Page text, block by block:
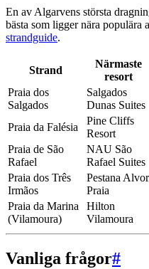
En av Algarvens största
bästa som ligger nära populära
strandguide.
Strand
Närmaste
resort
Praia dos
Salgados
Salgados
Dunas Suites
Praia da Falésia
Pine Cliffs
Resort
Praia de São
Rafael
NAU São
Rafael Suites
Praia dos Três
Irmãos
Pestana Alvor
Praia
Praia da Marina
(Vilamoura)
Hilton
Vilamoura
Vanliga frågor#